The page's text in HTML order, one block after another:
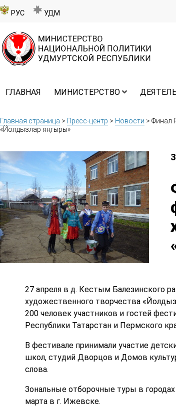
РУС УДМ
ГЛАВНАЯ МИНИСТЕРСТВО
Главная страница > Пресс-центр > Новости > Финал
«Йолдызлар яңгыры»
27 апреля в д. Кестым Балезинского
художественного творчества
200 человек участников и гостей
Республики Татарстан и Пермского
В фестивале принимали участие
школ, студий Дворцов и Домов
слова.
Зональные отборочные туры в
марта в г. Ижевске.